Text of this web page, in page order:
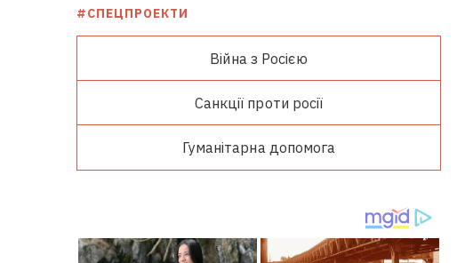
#СПЕЦПРОЕКТИ
Війна з Росією
Санкції проти росії
Гуманітарна допомога